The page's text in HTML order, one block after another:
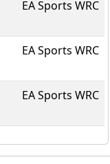
EA Sports WRC
EA Sports WRC
EA Sports WRC